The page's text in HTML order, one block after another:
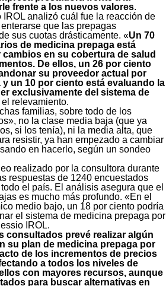
frente a los nuevos valores.
IROL analizó cuál fue la reacción de
que las prepagas
sus cuotas drásticamente. «Un 70
de medicina prepaga está
en su cobertura de salud
De ellos, un 26 por ciento
su proveedor actual por
un 10 por ciento está evaluando la
exclusivamente del sistema de
relevamiento.
familias, sobre todo de los
no la clase media baja (que ya
si los tenía), ni la media alta, que
resistir, ya han empezado a cambiar
en hacerlo, según un sondeo
realizado por la consultora durante
respuestas de 1240 encuestados
el país. El análisis asegura que el
es mucho más profundo. «En el
medio bajo, un 18 por ciento podría
el sistema de medicina prepaga por
IROL.
consultados prevé realizar algún
su plan de medicina prepaga por
de los incrementos de precios
a todos los niveles de
con mayores recursos, aunque
para buscar alternativas en